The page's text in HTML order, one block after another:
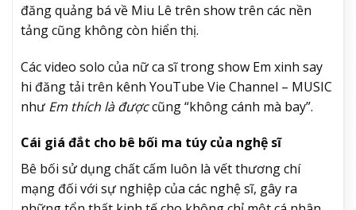
đăng quảng bá về Miu Lê trên show trên các nền
tảng cũng không còn hiển thị.
Các video solo của nữ ca sĩ trong show Em xinh say
hi đăng tải trên kênh YouTube Vie Channel – MUSIC
như Em thích là đượccũng “không cánh mà bay”.
Cái giá đắt cho bê bối ma túy của nghệ sĩ
Bê bối sử dụng chất cấm luôn là vết thương chí
mạng đối với sự nghiệp của các nghệ sĩ, gây ra